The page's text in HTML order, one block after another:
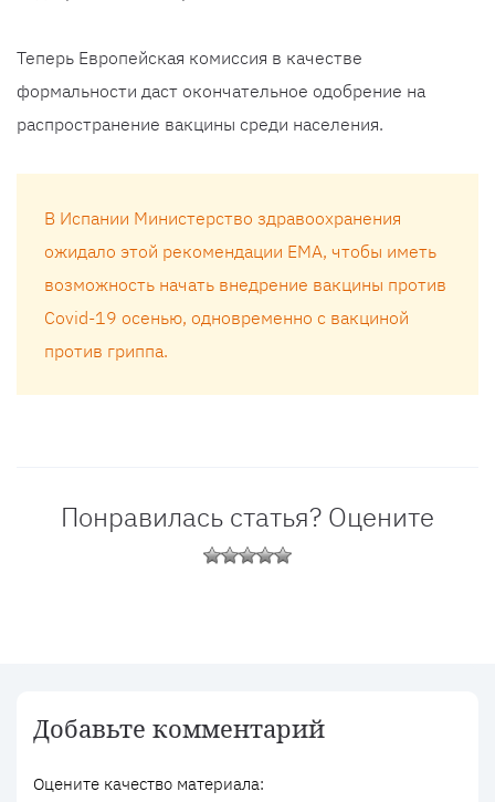
Теперь Европейская комиссия в качестве
формальности даст окончательное одобрение на
распространение вакцины среди населения.
В Испании Министерство здравоохранения
ожидало этой рекомендации EMA, чтобы иметь
возможность начать внедрение вакцины против
Covid-19 осенью, одновременно с вакциной
против гриппа.
Понравилась статья? Оцените
Добавьте комментарий
Оцените качество материала: